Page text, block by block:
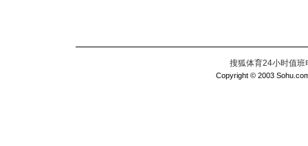
搜狐体育24小时值
Copyright © 2003